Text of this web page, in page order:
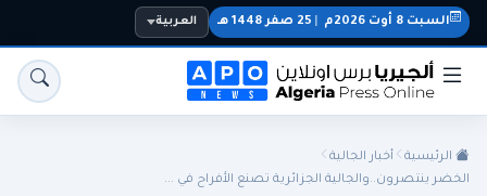
السبت 8 أوت 2026م 25 صفر 1448 هـ العربية
الرئيسية
أخبار الجالية
الخضر ينتصرون..والجالية الجزائرية تصنع الأفراح في ...